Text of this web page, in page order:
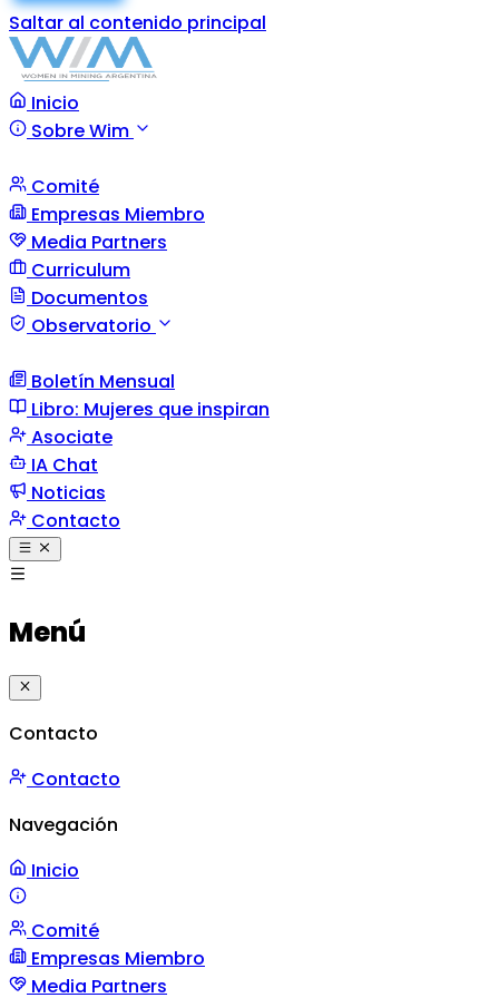
Saltar al contenido principal
Inicio
Sobre Wim
Comité
Empresas Miembro
Media Partners
Curriculum
Documentos
Observatorio
Boletín Mensual
Libro: Mujeres que inspiran
Asociate
IA Chat
Noticias
Contacto
Menú
Contacto
Contacto
Navegación
Inicio
Misión y Valores
Comité
Empresas Miembro
Media Partners